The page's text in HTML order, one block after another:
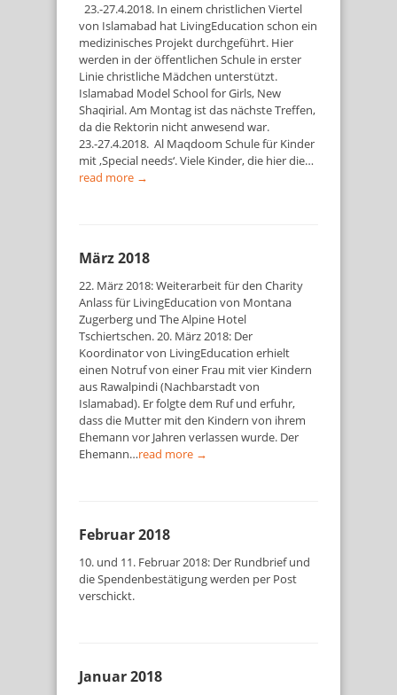
23.-27.4.2018. In einem christlichen Viertel
von Islamabad hat LivingEducation schon ein
medizinisches Projekt durchgeführt. Hier
werden in der öffentlichen Schule in erster
Linie christliche Mädchen unterstützt.
Islamabad Model School for Girls, New
Shaqirial. Am Montag ist das nächste Treffen,
da die Rektorin nicht anwesend war.
23.-27.4.2018. Al Maqdoom Schule für Kinder
mit ‚Special needs‘. Viele Kinder, die hier die…
read more →
März 2018
22. März 2018: Weiterarbeit für den Charity
Anlass für LivingEducation von Montana
Zugerberg und The Alpine Hotel
Tschiertschen. 20. März 2018: Der
Koordinator von LivingEducation erhielt
einen Notruf von einer Frau mit vier Kindern
aus Rawalpindi (Nachbarstadt von
Islamabad). Er folgte dem Ruf und erfuhr,
dass die Mutter mit den Kindern von ihrem
Ehemann vor Jahren verlassen wurde. Der
Ehemann…read more →
Februar 2018
10. und 11. Februar 2018: Der Rundbrief und
die Spendenbestätigung werden per Post
verschickt.
Januar 2018